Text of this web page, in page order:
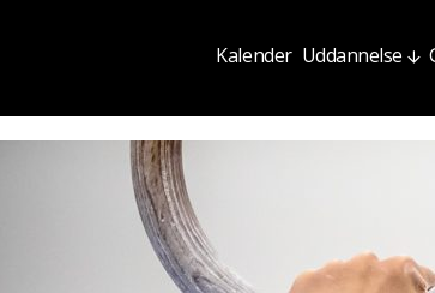
Kalender Uddannelse